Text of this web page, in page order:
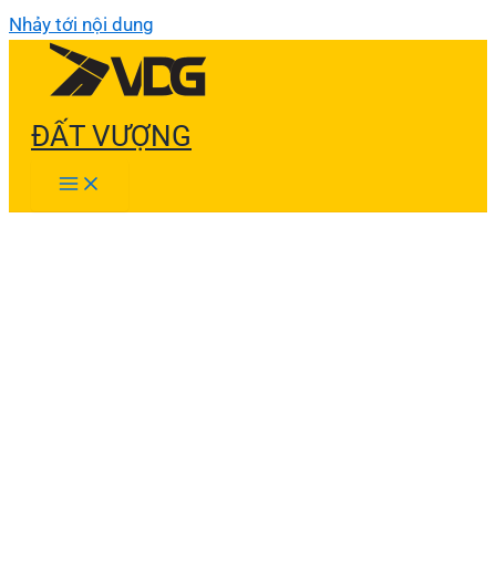
Nhảy tới nội dung
ĐẤT VƯỢNG